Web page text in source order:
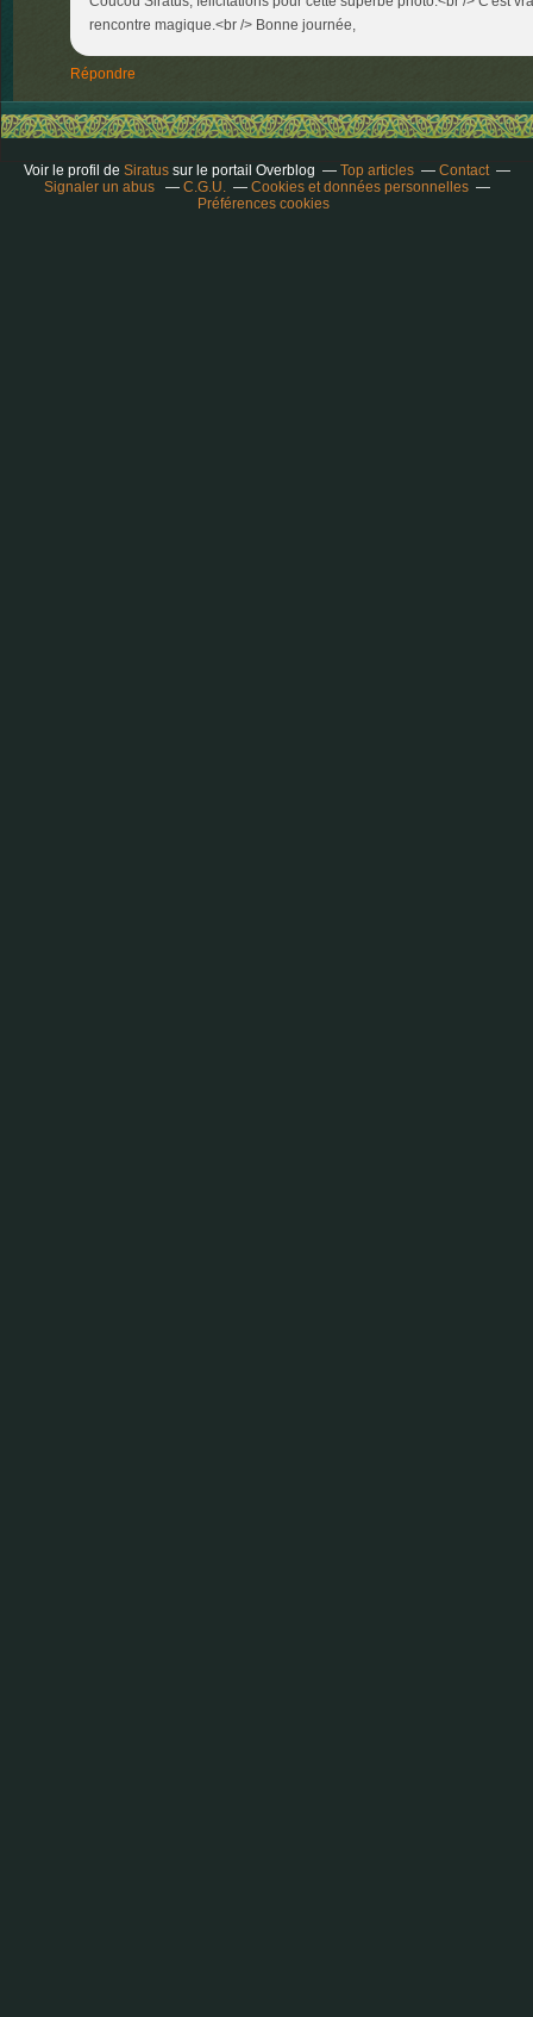
rencontre magique.<br /> Bonne journée,
Répondre
Voir le profil de Siratussur le portail Overblog Top articles
Contact
Signaler un abus
C.G.U.
Cookies et données personnelles
Préférences cookies